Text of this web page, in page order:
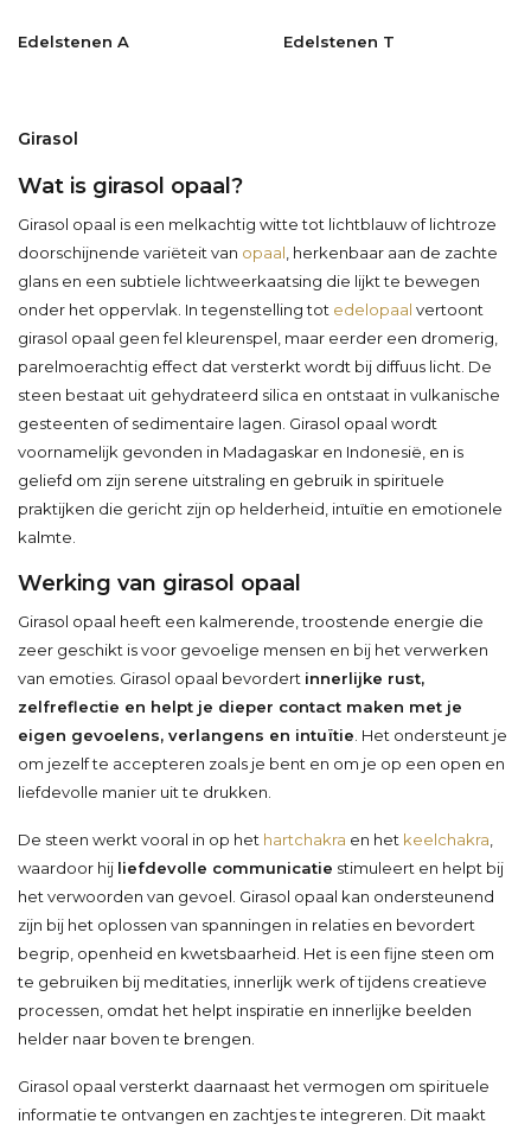
Edelstenen A Edelstenen T
Girasol
Wat is girasol opaal?
Girasol opaal is een melkachtig witte tot lichtblauw of lichtroze
doorschijnende variëteit van opaal , herkenbaar aan de zachte
glans en een subtiele lichtweerkaatsing die lijkt te bewegen
onder het oppervlak. In tegenstelling tot edelopaal vertoont
girasol opaal geen fel kleurenspel, maar eerder een dromerig,
parelmoerachtig effect dat versterkt wordt bij diffuus licht. De
steen bestaat uit gehydrateerd silica en ontstaat in vulkanische
gesteenten of sedimentaire lagen. Girasol opaal wordt
voornamelijk gevonden in Madagaskar en Indonesië, en is
geliefd om zijn serene uitstraling en gebruik in spirituele
praktijken die gericht zijn op helderheid, intuïtie en emotionele
kalmte.
Werking van girasol opaal
Girasol opaal heeft een kalmerende, troostende energie die
zeer geschikt is voor gevoelige mensen en bij het verwerken
van emoties. Girasol opaal bevordert innerlijke rust,
zelfreflectie en helpt je dieper contact maken met je
eigen gevoelens, verlangens en intuïtie . Het ondersteunt je
om jezelf te accepteren zoals je bent en om je op een open en
liefdevolle manier uit te drukken.
De steen werkt vooral in op het hartchakra en het keelchakra
waardoor hij liefdevolle communicatie stimuleert en helpt bij
het verwoorden van gevoel. Girasol opaal kan ondersteunend
zijn bij het oplossen van spanningen in relaties en bevordert
begrip, openheid en kwetsbaarheid. Het is een fijne steen om
te gebruiken bij meditaties, innerlijk werk of tijdens creatieve
processen, omdat het helpt inspiratie en innerlijke beelden
helder naar boven te brengen.
Girasol opaal versterkt daarnaast het vermogen om spirituele
informatie te ontvangen en zachtjes te integreren. Dit maakt